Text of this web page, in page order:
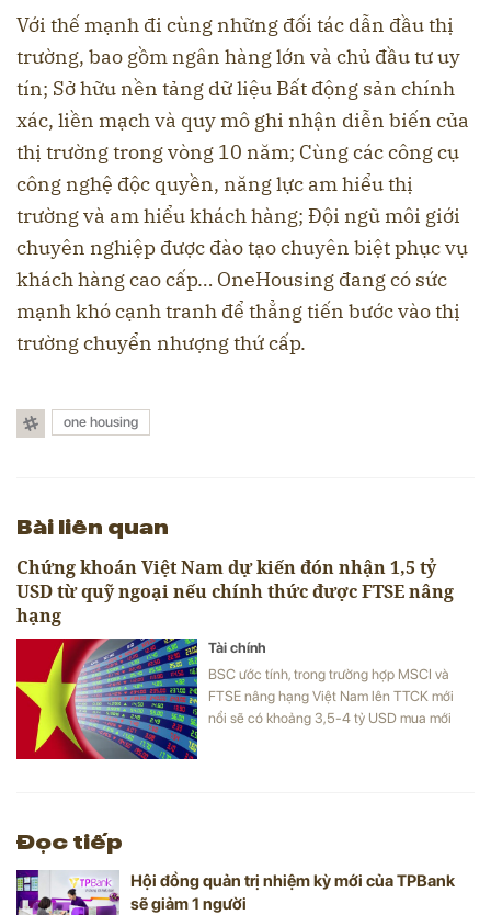
Với thế mạnh đi cùng những đối tác dẫn đầu thị
trường, bao gồm ngân hàng lớn và chủ đầu tư uy
tín; Sở hữu nền tảng dữ liệu Bất động sản chính
xác, liền mạch và quy mô ghi nhận diễn biến của
thị trường trong vòng 10 năm; Cùng các công cụ
công nghệ độc quyền, năng lực am hiểu thị
trường và am hiểu khách hàng; Đội ngũ môi giới
chuyên nghiệp được đào tạo chuyên biệt phục vụ
khách hàng cao cấp… OneHousing đang có sức
mạnh khó cạnh tranh để thẳng tiến bước vào thị
trường chuyển nhượng thứ cấp.
one housing
Bài liên quan
Chứng khoán Việt Nam dự kiến đón nhận 1,5 tỷ
USD từ quỹ ngoại nếu chính thức được FTSE nâng
hạng
Tài chính
BSC ước tính, trong trường hợp MSCI và
FTSE nâng hạng Việt Nam lên TTCK mới
nổi sẽ có khoảng 3,5-4 tỷ USD mua mới
Đọc tiếp
Hội đồng quản trị nhiệm kỳ mới của TPBank
sẽ giảm 1 người